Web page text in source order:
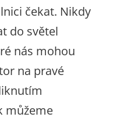
čekat. Nikdy
do světel
nás mohou
na pravé
můžeme